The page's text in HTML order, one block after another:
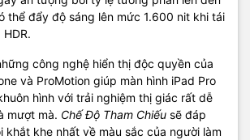
thể đẩy độ sáng lên mức 1.600 nit khi tái
công nghệ hiển thị độc quyền của
và ProMotion giúp màn hình iPad Pro
hình với trải nghiệm thị giác rất dễ
mượt mà. Chế Độ Tham Chiếu sẽ đáp
khắt khe nhất về màu sắc của người làm